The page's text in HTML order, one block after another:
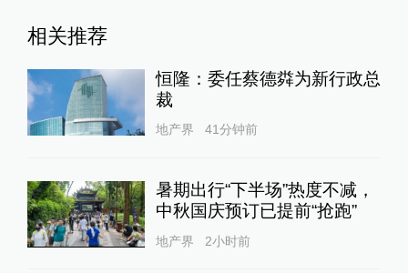
相关推荐
恒隆：委任蔡德粦为新行政总
裁
地产界 41分钟前
暑期出行“下半场”热度不减，
中秋国庆预订已提前“抢跑”
地产界 2小时前